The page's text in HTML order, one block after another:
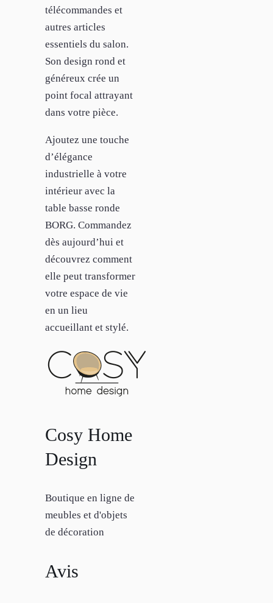
télécommandes et
autres articles
essentiels du salon.
Son design rond et
généreux crée un
point focal attrayant
dans votre pièce.
Ajoutez une touche
d’élégance
industrielle à votre
intérieur avec la
table basse ronde
BORG. Commandez
dès aujourd’hui et
découvrez comment
elle peut transformer
votre espace de vie
en un lieu
accueillant et stylé.
Cosy Home
Design
Boutique en ligne de
meubles et d'objets
de décoration
Avis